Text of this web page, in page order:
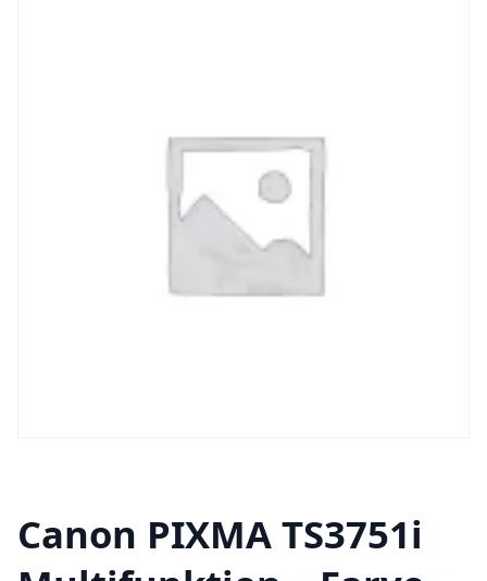
Canon PIXMA TS3751i